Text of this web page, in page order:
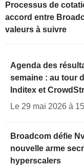
Processus de
accord entre
valeurs à suivre
Agenda des
semaine : au tour
Inditex et
Le 29 mai 2026 à
Broadcom défie
nouvelle arme
hyperscalers